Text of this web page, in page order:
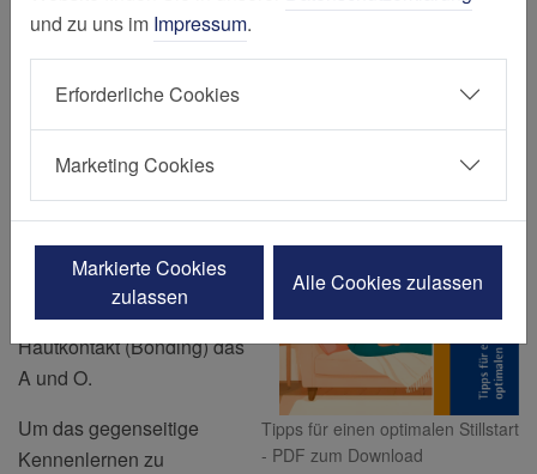
Projekte
Eine kleine Stillhilfe
Tipps für einen optimalen Stillstart
- PDF zum Download
und hat seine eigenen
Bedürfnisse. Um einen
optimalen Stillstart zu
erreichen, ist intensiver
Hautkontakt (Bonding) das
A und O.
Um das gegenseitige
Kennenlernen zu
und zu uns im Impressum.
Erforderliche Cookies
Marketing Cookies
Markierte Cookies
zulassen
Alle Cookies zulassen